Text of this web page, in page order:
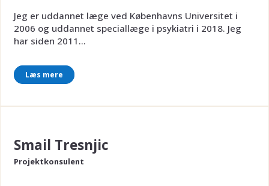
Jeg er uddannet læge ved Københavns Universitet i
2006 og uddannet speciallæge i psykiatri i 2018. Jeg
har siden 2011...
Læs mere
Smail Tresnjic
Projektkonsulent